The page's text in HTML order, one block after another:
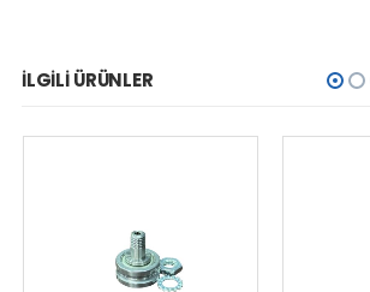
İLGILI ÜRÜNLER